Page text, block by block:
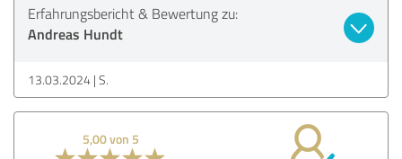
Erfahrungsbericht & Bewertung zu:
Andreas Hundt
13.03.2024 S.
5,00 von 5